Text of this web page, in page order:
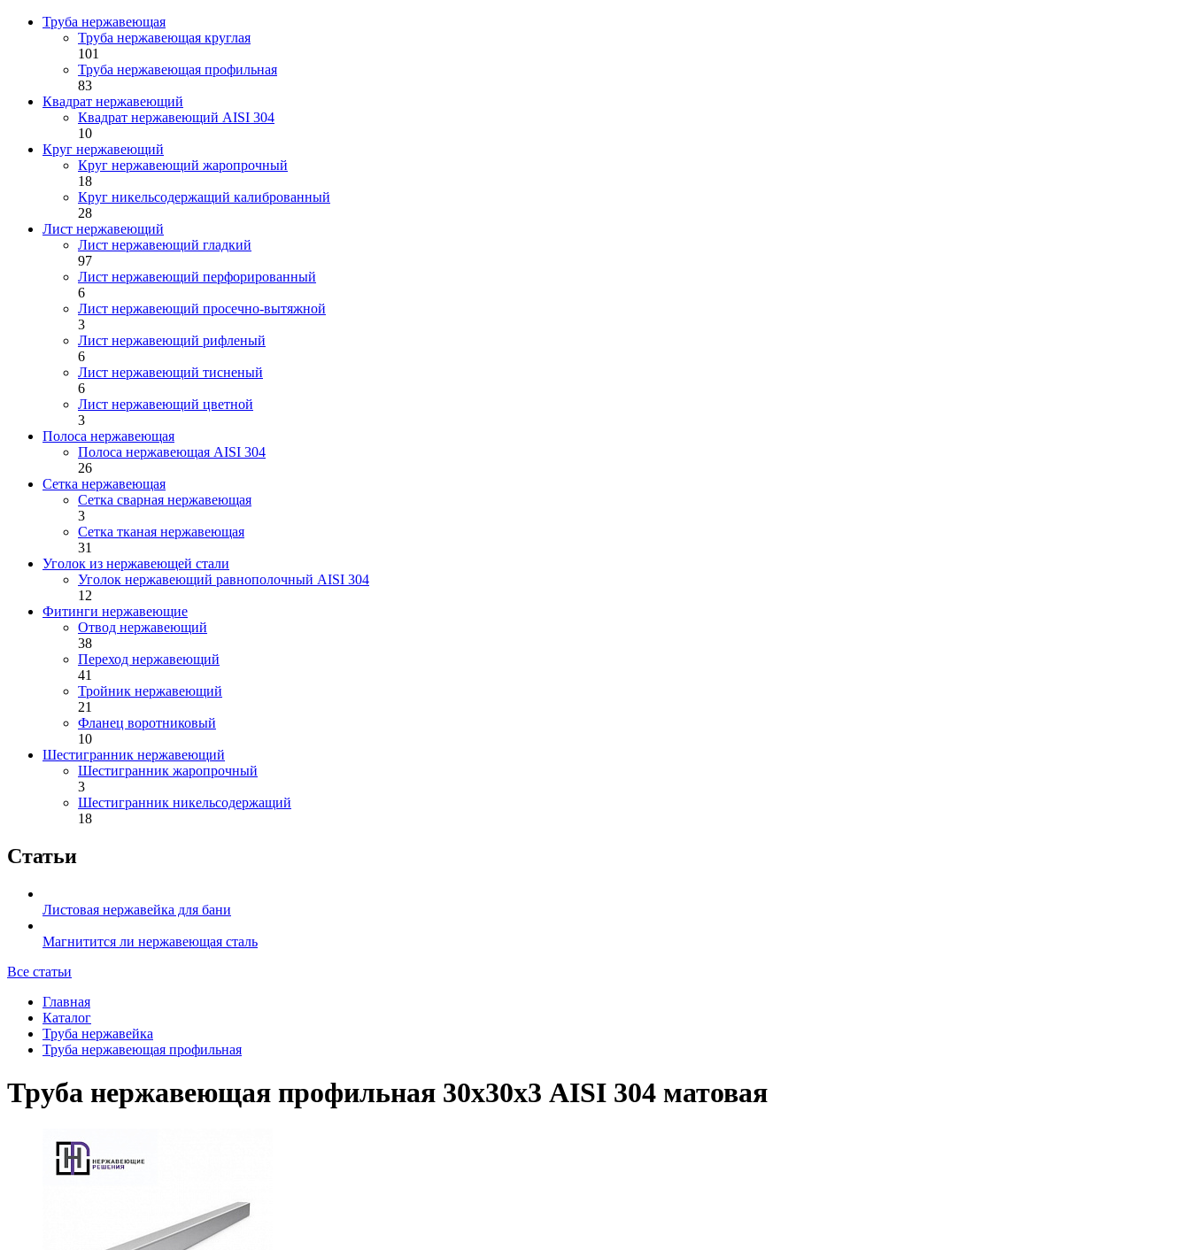
Труба нержавеющая
Труба нержавеющая круглая
101
Труба нержавеющая профильная
83
Квадрат нержавеющий
Квадрат нержавеющий AISI 304
10
Круг нержавеющий
Круг нержавеющий жаропрочный
18
Круг никельсодержащий калиброванный
28
Лист нержавеющий
Лист нержавеющий гладкий
97
Лист нержавеющий перфорированный
6
Лист нержавеющий просечно-вытяжной
3
Лист нержавеющий рифленый
6
Лист нержавеющий тисненый
6
Лист нержавеющий цветной
3
Полоса нержавеющая
Полоса нержавеющая AISI 304
26
Сетка нержавеющая
Сетка сварная нержавеющая
3
Сетка тканая нержавеющая
31
Уголок из нержавеющей стали
Уголок нержавеющий равнополочный AISI 304
12
Фитинги нержавеющие
Отвод нержавеющий
38
Переход нержавеющий
41
Тройник нержавеющий
21
Фланец воротниковый
10
Шестигранник нержавеющий
Шестигранник жаропрочный
3
Шестигранник никельсодержащий
18
Статьи
Листовая нержавейка для бани
Магнитится ли нержавеющая сталь
Все статьи
Главная
Каталог
Труба нержавейка
Труба нержавеющая профильная
Труба нержавеющая профильная 30х30х3 AISI 304 матовая